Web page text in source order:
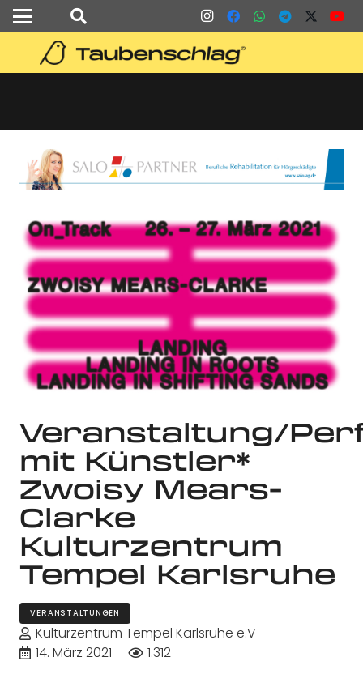
Veranstaltung/
mit Künstler*
Zwoisy Mears-
Clarke
Kulturzentrum
Tempel Karlsruhe
VERANSTALTUNGEN
Kulturzentrum Tempel Karlsruhe e.V
14. März 2021
1.312